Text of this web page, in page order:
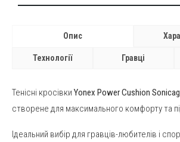
Опис
Технології Гравці
Тенісні кросівки Yonex Power Cushion
створене для максимального комфорту та
Ідеальний вибір для гравців-любителів і